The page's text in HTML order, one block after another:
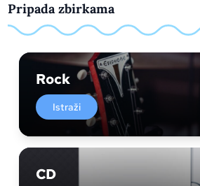
Pripada zbirkama
Rock
Istraži
CD